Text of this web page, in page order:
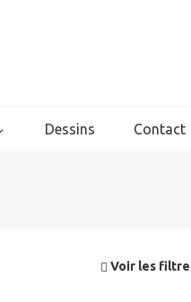
Dessins Contact
Voir les